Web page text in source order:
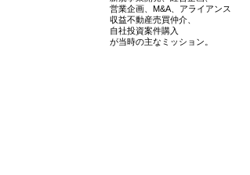
営業企画、M&A、アライアンス
収益不動産売買仲介、
自社投資案件購入
が当時の主なミッション。